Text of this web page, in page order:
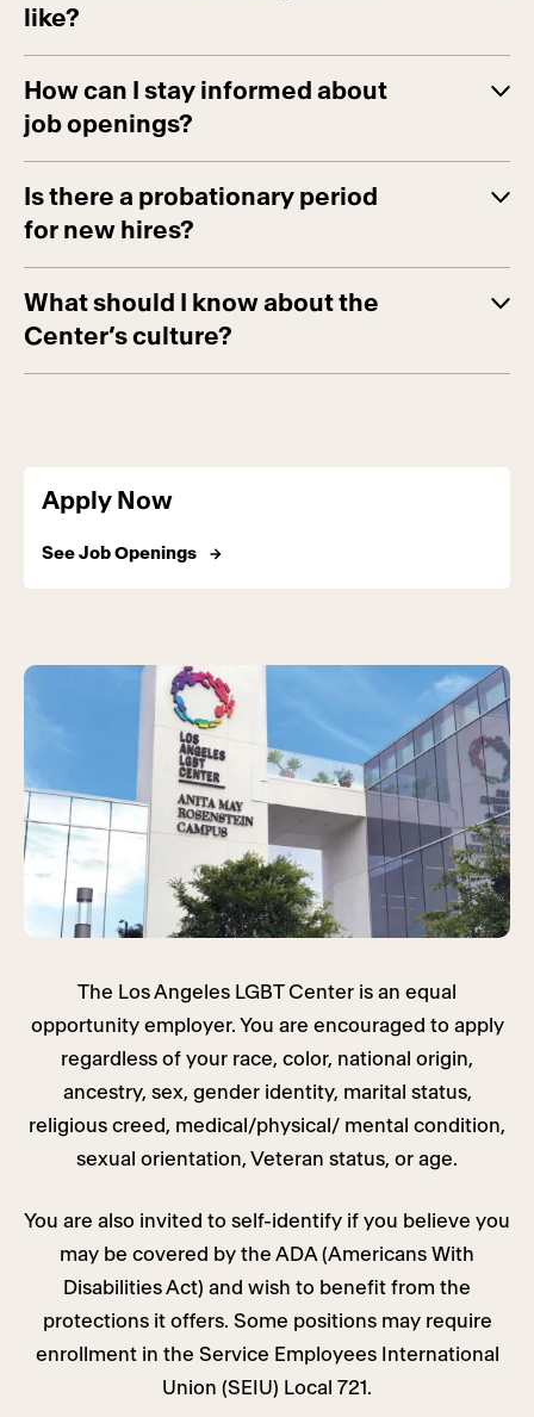
like?
How can I stay informed about
job openings?
Is there a probationary period
for new hires?
What should I know about the
Center’s culture?
Apply Now
See Job Openings
The Los Angeles LGBT Center is an equal
opportunity employer. You are encouraged to apply
regardless of your race, color, national origin,
ancestry, sex, gender identity, marital status,
religious creed, medical/physical/ mental condition,
sexual orientation, Veteran status, or age.
You are also invited to self-identify if you believe you
may be covered by the ADA (Americans With
Disabilities Act) and wish to benefit from the
protections it offers. Some positions may require
enrollment in the Service Employees International
Union (SEIU) Local 721.